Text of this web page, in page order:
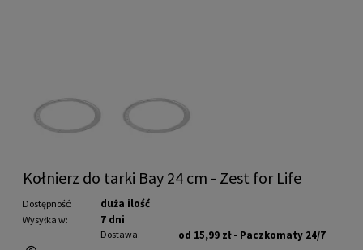
Kołnierz do tarki Bay 24 cm - Zest for Life
Dostępność: duża ilość
Wysyłka w: 7 dni
Dostawa: od 15,99 zł - Paczkomaty 24/7